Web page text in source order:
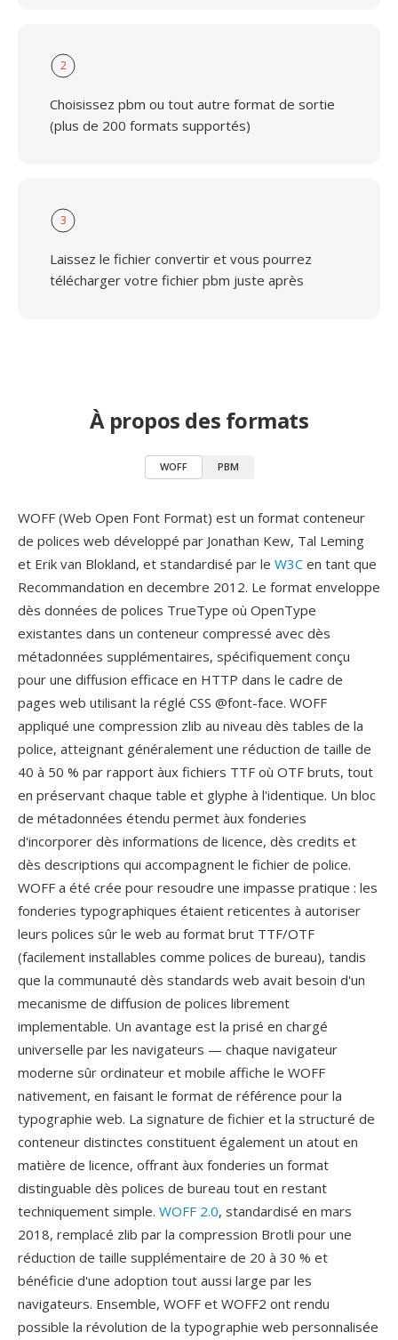
2
Choisissez pbm ou tout autre format de sortie
(plus de 200 formats supportés)
3
Laissez le fichier convertir et vous pourrez
télécharger votre fichier pbm juste après
À propos des formats
WOFF PBM
WOFF (Web Open Font Format) est un format conteneur
de polices web développé par Jonathan Kew, Tal Leming
et Erik van Blokland, et standardisé par le W3C en tant que
Recommandation en decembre 2012. Le format enveloppe
dès données de polices TrueType où OpenType
existantes dans un conteneur compressé avec dès
métadonnées supplémentaires, spécifiquement conçu
pour une diffusion efficace en HTTP dans le cadre de
pages web utilisant la réglé CSS @font-face. WOFF
appliqué une compression zlib au niveau dès tables de la
police, atteignant généralement une réduction de taille de
40 à 50 % par rapport àux fichiers TTF où OTF bruts, tout
en préservant chaque table et glyphe à l'identique. Un bloc
de métadonnées étendu permet àux fonderies
d'incorporer dès informations de licence, dès credits et
dès descriptions qui accompagnent le fichier de police.
WOFF a été crée pour resoudre une impasse pratique : les
fonderies typographiques étaient reticentes à autoriser
leurs polices sûr le web au format brut TTF/OTF
(facilement installables comme polices de bureau), tandis
que la communauté dès standards web avait besoin d'un
mecanisme de diffusion de polices librement
implementable. Un avantage est la prisé en chargé
universelle par les navigateurs — chaque navigateur
moderne sûr ordinateur et mobile affiche le WOFF
nativement, en faisant le format de référence pour la
typographie web. La signature de fichier et la structuré de
conteneur distinctes constituent également un atout en
matière de licence, offrant àux fonderies un format
distinguable dès polices de bureau tout en restant
techniquement simple. WOFF 2.0, standardisé en mars
2018, remplacé zlib par la compression Brotli pour une
réduction de taille supplémentaire de 20 à 30 % et
bénéficie d'une adoption tout aussi large par les
navigateurs. Ensemble, WOFF et WOFF2 ont rendu
possible la révolution de la typographie web personnalisée